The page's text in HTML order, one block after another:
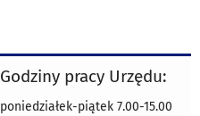
Godziny pracy Urzędu:
poniedziałek-piątek 7.00-15.00